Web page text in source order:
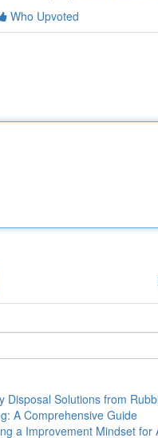
Who Upvoted
Disposal Solutions from
A Comprehensive Guide
a Improvement Mindset for